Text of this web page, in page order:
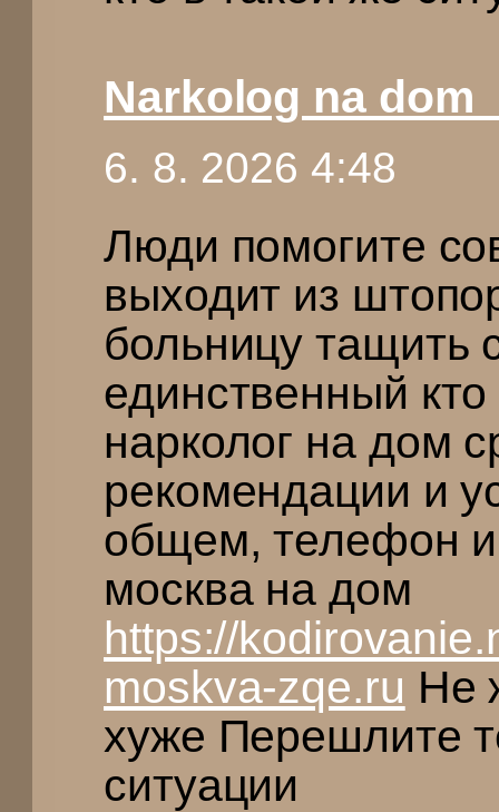
Narkolog na
6. 8. 2026 4:48
Люди помогите
выходит из
больницу тащить
единственный
нарколог на дом
рекомендации и
общем, телефон
москва на дом
https://
moskva-zqe.ru Не
хуже Перешлите
ситуации